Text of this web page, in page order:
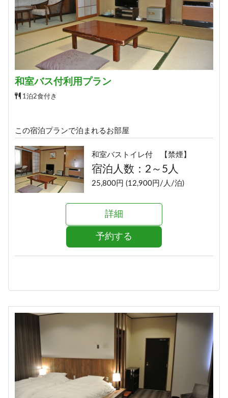
和室バス付利用プラン
1泊2食付き
この宿泊プランで泊まれるお部屋
和室バストイレ付 【禁煙】
宿泊人数：2～5人
25,800円 (12,900円/人/泊)
詳細
予約する